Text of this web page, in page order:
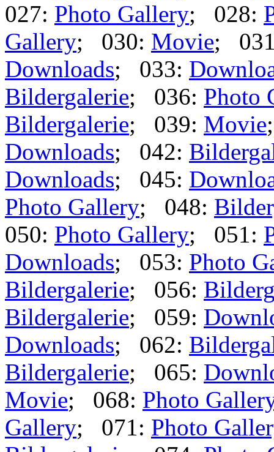
027: Photo Gallery; 028:
Gallery; 030: Movie;
Downloads; 033:
Bildergalerie; 036: Photo
Bildergalerie; 039: Movie
Downloads; 042:
Downloads; 045:
Photo Gallery; 048:
050: Photo Gallery; 051:
Downloads; 053: Photo
Bildergalerie; 056:
Bildergalerie; 059:
Downloads; 062:
Bildergalerie; 065:
Movie; 068: Photo
Gallery; 071: Photo